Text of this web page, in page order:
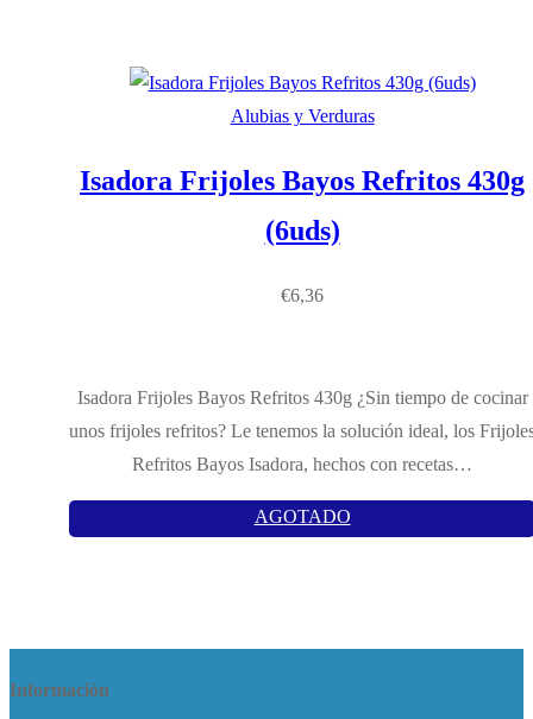
Alubias y Verduras
Isadora Frijoles Bayos Refritos 430g
(6uds)
€6,36
Isadora Frijoles Bayos Refritos 430g ¿Sin tiempo de cocinar
unos frijoles refritos? Le tenemos la solución ideal, los
Refritos Bayos Isadora, hechos con recetas…
AGOTADO
Información